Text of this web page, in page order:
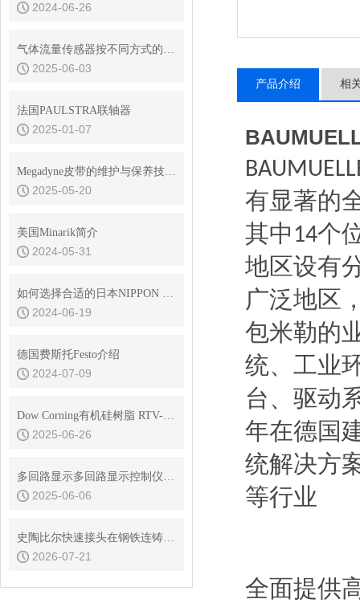
2024-06-26
气体流量传感器按不同方式的种类说明
2025-06-03
法国PAULSTRA联轴器
2025-01-07
Megadyne皮带的维护与保养技巧说明
2025-05-20
美国Minarik简介
2024-05-31
如何选择合适的日本NIPPON GEAR齿轮以提升工作效率
2024-06-19
德国费斯托Festo介绍
2024-07-09
Dow Corning有机硅树脂 RTV-3145 是电子元器件的守护神，透明密封
2025-06-26
多回路显示多回路显示控制仪的常见问题与解决方法
2025-06-06
史陶比尔快速接头在钢铁连铸设备结晶器冷却水快换中的耐振动性
2026-07-21
产品介绍 相
有显著的
其中14个
地区设有
广泛地区
包米勒的
统、 工业
台、 驱动
年在德国
统解决方
等行业
全面提供